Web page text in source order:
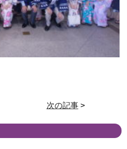
次の記事 >